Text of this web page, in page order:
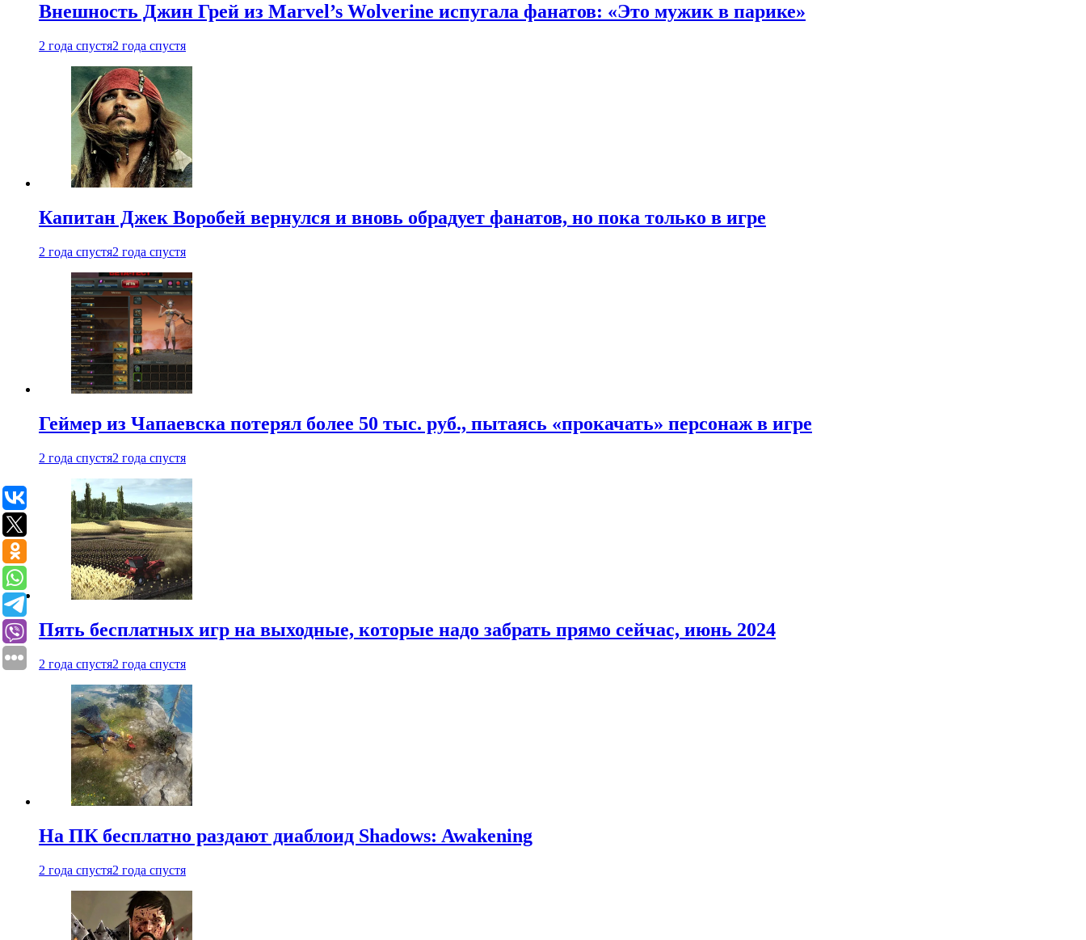
Внешность Джин Грей из Marvel’s Wolverine испугала фанатов: «Это мужик в парике»
2 года спустя2 года спустя
Капитан Джек Воробей вернулся и вновь обрадует фанатов, но пока только в игре
2 года спустя2 года спустя
Геймер из Чапаевска потерял более 50 тыс. руб., пытаясь «прокачать» персонаж в игре
2 года спустя2 года спустя
Пять бесплатных игр на выходные, которые надо забрать прямо сейчас, июнь 2024
2 года спустя2 года спустя
На ПК бесплатно раздают диаблоид Shadows: Awakening
2 года спустя2 года спустя